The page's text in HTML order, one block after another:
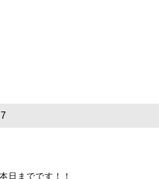
日までです！！